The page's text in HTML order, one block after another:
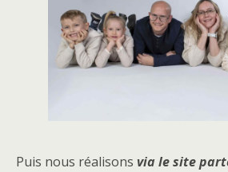
Puis nous réalisons via le site